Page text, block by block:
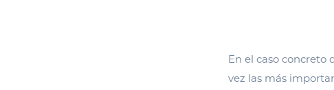
En el caso concreto
vez las más